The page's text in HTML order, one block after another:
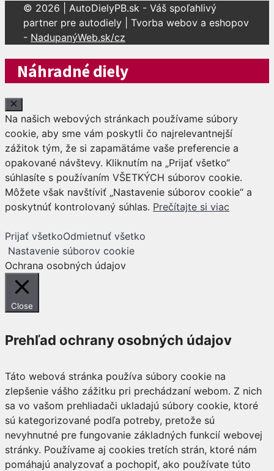
© 2026 | AutoDielyPB.sk - Váš spoľahlivý
partner pre autodiely | Tvorba webov a eshopov
- NadupanýWeb.sk/cz
Náhradné diely
Close
Na našich webových stránkach používame súbory
cookie, aby sme vám poskytli čo najrelevantnejší
zážitok tým, že si zapamätáme vaše preferencie a
opakované návštevy. Kliknutím na „Prijať všetko“
súhlasíte s používaním VŠETKÝCH súborov cookie.
Môžete však navštíviť „Nastavenie súborov cookie“ a
poskytnúť kontrolovaný súhlas. Prečítajte si viac
Prijať všetkoOdmietnuť všetko
Nastavenie súborov cookie
Ochrana osobných údajov
Close
Prehľad ochrany osobných údajov
Táto webová stránka používa súbory cookie na
zlepšenie vášho zážitku pri prechádzaní webom. Z nich
sa vo vašom prehliadači ukladajú súbory cookie, ktoré
sú kategorizované podľa potreby, pretože sú
nevyhnutné pre fungovanie základných funkcií webovej
stránky. Používame aj cookies tretích strán, ktoré nám
pomáhajú analyzovať a pochopiť, ako používate túto